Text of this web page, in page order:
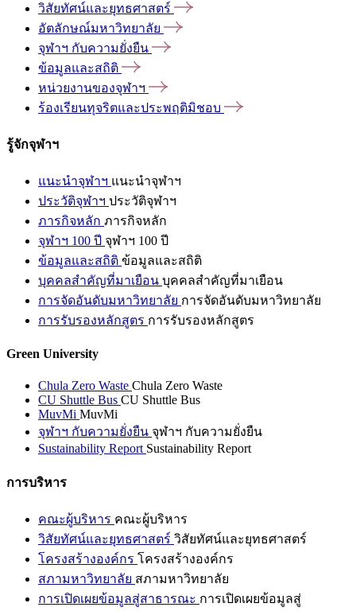
วิสัยทัศน์และยุทธศาสตร์
อัตลักษณ์มหาวิทยาลัย
จุฬาฯ กับความยั่งยืน
ข้อมูลและสถิติ
หน่วยงานของจุฬาฯ
ร้องเรียนทุจริตและประพฤติมิชอบ
รู้จักจุฬาฯ
แนะนำจุฬาฯ แนะนำจุฬาฯ
ประวัติจุฬาฯ ประวัติจุฬาฯ
ภารกิจหลัก ภารกิจหลัก
จุฬาฯ 100 ปี จุฬาฯ 100 ปี
ข้อมูลและสถิติ ข้อมูลและสถิติ
บุคคลสำคัญที่มาเยือน บุคคลสำคัญที่มาเยือน
การจัดอันดับมหาวิทยาลัย การจัดอันดับมหาวิทยาลัย
การรับรองหลักสูตร การรับรองหลักสูตร
Green University
Chula Zero Waste Chula Zero Waste
CU Shuttle Bus CU Shuttle Bus
MuvMi MuvMi
จุฬาฯ กับความยั่งยืน จุฬาฯ กับความยั่งยืน
Sustainability Report Sustainability Report
การบริหาร
คณะผู้บริหาร คณะผู้บริหาร
วิสัยทัศน์และยุทธศาสตร์ วิสัยทัศน์และยุทธศาสตร์
โครงสร้างองค์กร โครงสร้างองค์กร
สภามหาวิทยาลัย สภามหาวิทยาลัย
การเปิดเผยข้อมูลสู่สาธารณะ การเปิดเผยข้อมูลสู่